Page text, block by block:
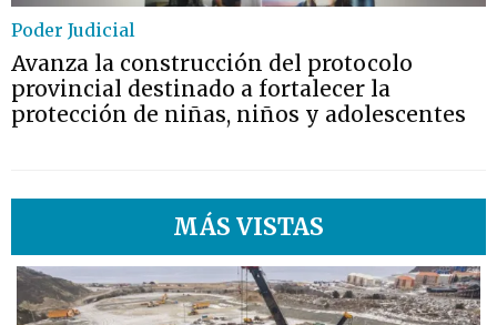
Poder Judicial
Avanza la construcción del protocolo
provincial destinado a fortalecer la
protección de niñas, niños y adolescentes
MÁS VISTAS
1